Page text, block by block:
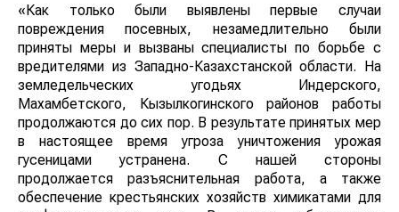
«Как только были выявлены первые случаи
повреждения посевных, незамедлительно были
приняты меры и вызваны специалисты по борьбе с
вредителями из Западно-Казахстанской области. На
земледельческих угодьях Индерского,
Махамбетского, Кызылкогинского районов работы
продолжаются до сих пор. В результате принятых мер
в настоящее время угроза уничтожения урожая
гусеницами устранена. С нашей стороны
продолжается разъяснительная работа, а также
обеспечение крестьянских хозяйств химикатами для